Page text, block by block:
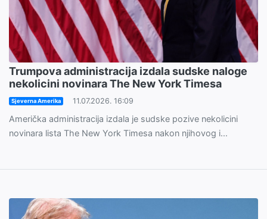
Trumpova administracija izdala sudske naloge
nekolicini novinara The New York Timesa
Sjeverna Amerika 11.07.2026. 16:09
Američka administracija izdala je sudske pozive nekolicini
novinara lista The New York Timesa nakon njihovog i...